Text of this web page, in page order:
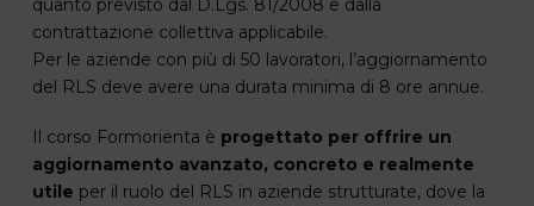
quanto previsto dal D.Lgs. 81/2008 e dalla
contrattazione collettiva applicabile.
Per le aziende con più di 50 lavoratori, l’aggiornamento
del RLS deve avere una durata minima di 8 ore annue.
Il corso Formorienta è progettato per offrire un
aggiornamento avanzato, concreto e realmente
utile per il ruolo del RLS in aziende strutturate, dove la